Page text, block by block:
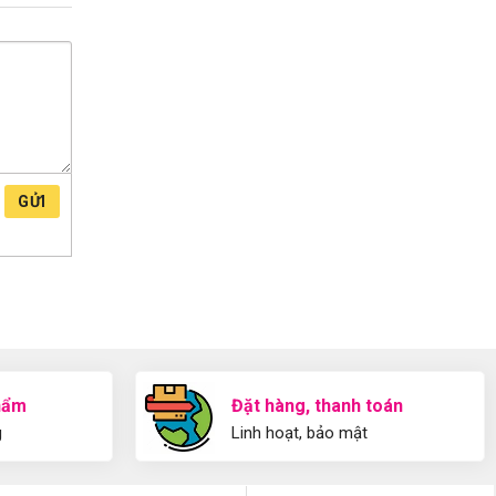
GỬI
Đặt hàng, thanh toán
Linh hoạt, bảo mật